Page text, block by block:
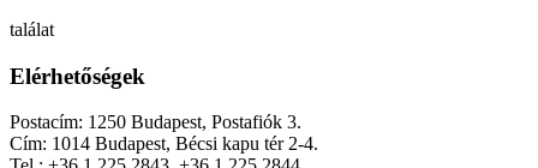
találat
Elérhetőségek
Postacím: 1250 Budapest, Postafiók 3.
Cím: 1014 Budapest, Bécsi kapu tér 2-4.